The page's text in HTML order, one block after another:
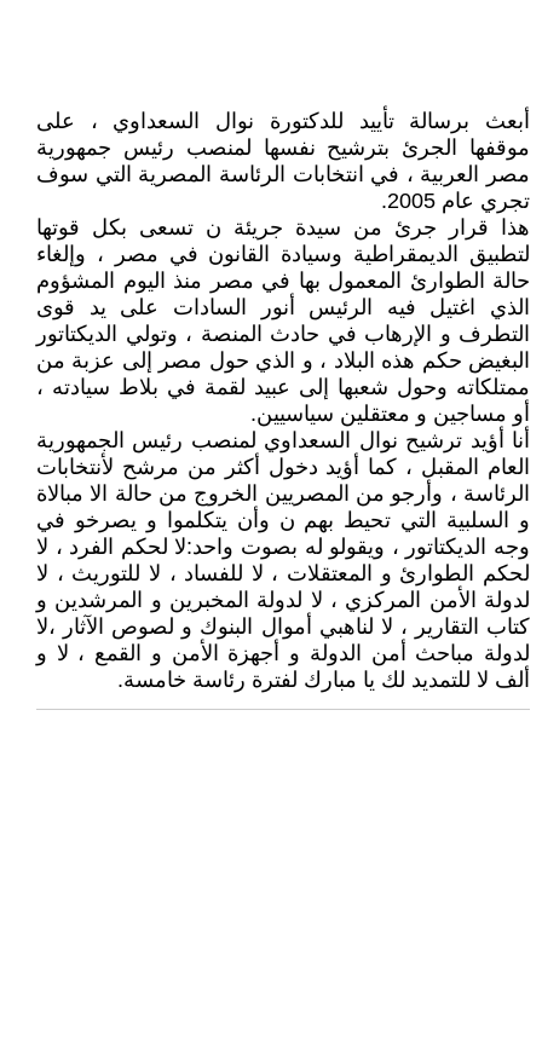
أبعث برسالة تأييد للدكتورة نوال السعداوي ، على
موقفها الجرئ بترشيح نفسها لمنصب رئيس جمهورية
مصر العربية ، في انتخابات الرئاسة المصرية التي سوف
تجري عام 2005.
هذا قرار جرئ من سيدة جريئة ن تسعى بكل قوتها
لتطبيق الديمقراطية وسيادة القانون في مصر ، وإلغاء
حالة الطوارئ المعمول بها في مصر منذ اليوم المشؤوم
الذي اغتيل فيه الرئيس أنور السادات على يد قوى
التطرف و الإرهاب في حادث المنصة ، وتولي الديكتاتور
البغيض حكم هذه البلاد ، و الذي حول مصر إلى عزبة من
ممتلكاته وحول شعبها إلى عبيد لقمة في بلاط سيادته ،
أو مساجين و معتقلين سياسيين.
أنا أؤيد ترشيح نوال السعداوي لمنصب رئيس الجمهورية
العام المقبل ، كما أؤيد دخول أكثر من مرشح لأنتخابات
الرئاسة ، وأرجو من المصريين الخروج من حالة الا مبالاة
و السلبية التي تحيط بهم ن وأن يتكلموا و يصرخو في
وجه الديكتاتور ، ويقولو له بصوت واحد:لا لحكم الفرد ، لا
لحكم الطوارئ و المعتقلات ، لا للفساد ، لا للتوريث ، لا
لدولة الأمن المركزي ، لا لدولة المخبرين و المرشدين و
كتاب التقارير ، لا لناهبي أموال البنوك و لصوص الآثار ،لا
لدولة مباحث أمن الدولة و أجهزة الأمن و القمع ، لا و
ألف لا للتمديد لك يا مبارك لفترة رئاسة خامسة.